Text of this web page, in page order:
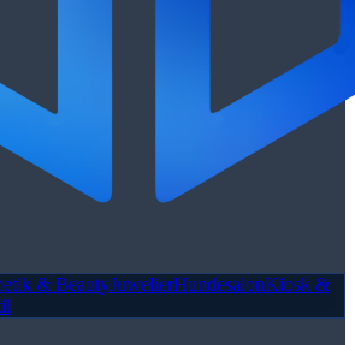
& BeautyJuwelierHundesalonKiosk &